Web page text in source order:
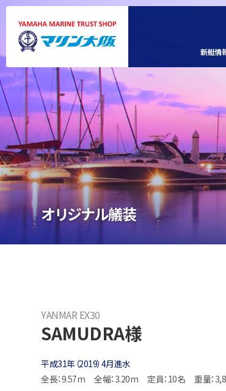
新艇情
オリジナル艤装
YANMAR EX30
SAMUDRA様
平成31年（2019）4月進水
全長：9.57m
全幅：3.20m 定員：10名 重量：